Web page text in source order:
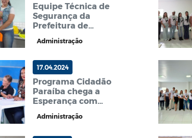
Equipe Técnica de
Segurança da
Prefeitura de
Conscientização sobre
Ambientais na Escola
Administração
17.04.2024
Programa Cidadão
Paraíba chega a
Esperança com
a população
Administração